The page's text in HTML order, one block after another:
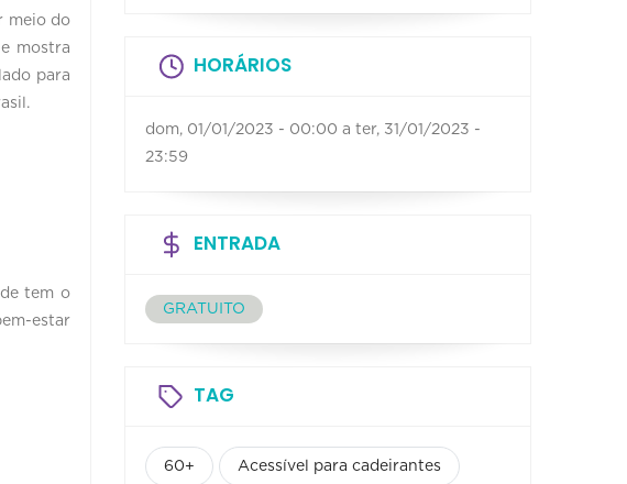
meio do
mostra
para
tem o
estar
HORÁRIOS
dom, 01/01/2023 - 00:00 a ter, 31/01/2023 -
23:59
ENTRADA
GRATUITO
TAG
60+ Acessível para cadeirantes